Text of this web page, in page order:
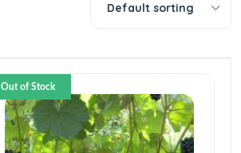
Default sorting
Out of Stock